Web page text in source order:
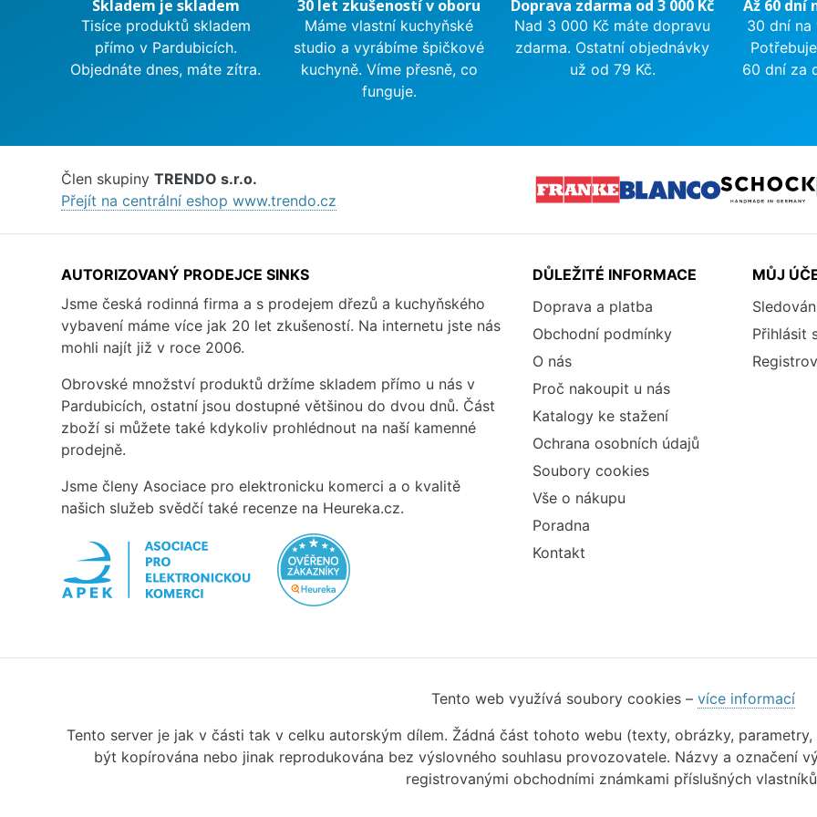
Skladem je skladem
Tisíce produktů skladem
přímo v Pardubicích.
Objednáte dnes, máte zítra.
30 let zkušeností v oboru
Máme vlastní kuchyňské
studio a vyrábíme špičkové
kuchyně. Víme přesně, co
funguje.
Doprava zdarma od 3 000 Kč
Nad 3 000 Kč máte dopravu
zdarma. Ostatní objednávky
už od 79 Kč.
Až 60 dní
30 dní na
60 dní za
Člen skupiny TRENDO s.r.o.
Přejít na centrální eshop www.trendo.cz
AUTORIZOVANÝ PRODEJCE SINKS
Jsme česká rodinná firma a s prodejem dřezů a kuchyňského
vybavení máme více jak 20 let zkušeností. Na internetu jste nás
mohli najít již v roce 2006.
Obrovské množství produktů držíme skladem přímo u nás v
Pardubicích, ostatní jsou dostupné většinou do dvou dnů. Část
zboží si můžete také kdykoliv prohlédnout na naší kamenné
prodejně.
Jsme členy Asociace pro elektronicku komerci a o kvalitě
našich služeb svědčí také recenze na Heureka.cz.
DŮLEŽITÉ INFORMACE
Doprava a platba
Obchodní podmínky
O nás
Proč nakoupit u nás
Katalogy ke stažení
Ochrana osobních údajů
Soubory cookies
Vše o nákupu
Poradna
Kontakt
MŮJ
Přihlásit
Tento web využívá soubory cookies – více informací
Tento server je jak v části tak v celku autorským dílem. Žádná část tohoto webu (texty, obrázky,
být kopírována nebo jinak reprodukována bez výslovného souhlasu provozovatele. Názvy a označení
registrovanými obchodními známkami příslušných